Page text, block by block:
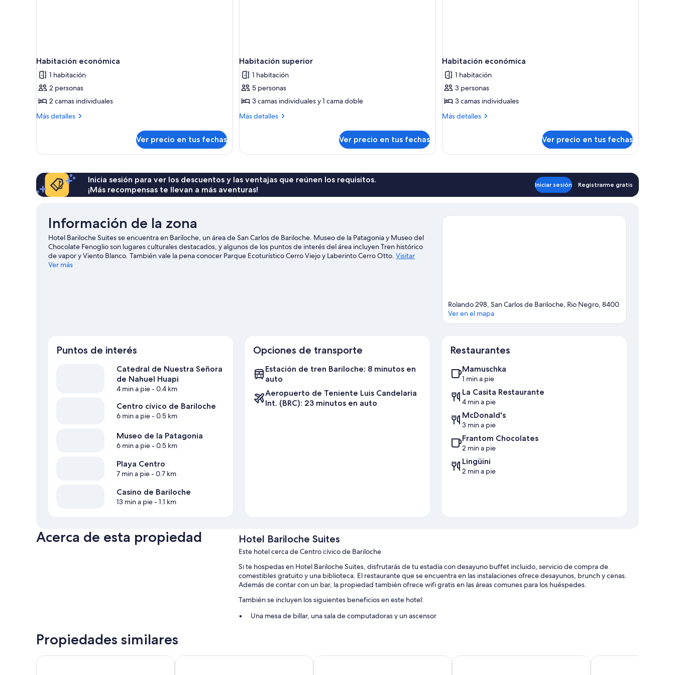
Habitación económica
1 habitación
2 personas
2 camas individuales
Más detalles
Más
económica
Ver precio en tus fechas
Habitación superior
1 habitación
5 personas
3 camas individuales y 1 cama doble
Más detalles
Más
superior
Ver precio en tus fechas
Habitación económica
1 habitación
3 personas
3 camas individuales
Más detalles
Más
económica
Ver precio en tus fechas
Inicia sesión para ver los descuentos y las ventajas que reúnen los requisitos.
¡Más recompensas te llevan a más aventuras!
Iniciar sesión Registrarme gratis
Información de la zona
Hotel Bariloche Suites se encuentra en Bariloche, un área de San Carlos de Bariloche. Museo de la Patagonia y Museo del
Chocolate Fenoglio son lugares culturales destacados, y algunos de los puntos de interés del área incluyen Tren histórico
de vapor y Viento Blanco. También vale la pena conocer Parque Ecoturístico Cerro Viejo y Laberinto Cerro Otto. Visitar
nuestra guía de viaje de San Carlos de Bariloche
Ver más
Rolando 298, San Carlos de Bariloche, Rio Negro, 8400
Ver en el mapa
Puntos de interés
Catedral de Nuestra Señora
de Nahuel Huapi
4 min a pie- 0.4 km
Centro cívico de Bariloche
6 min a pie- 0.5 km
Museo de la Patagonia
6 min a pie- 0.5 km
Playa Centro
7 min a pie- 0.7 km
Casino de Bariloche
13 min a pie- 1.1 km
Opciones de transporte
Estación de tren Bariloche: 8 minutos en
auto
Aeropuerto de Teniente Luis Candelaria
Int. (BRC): 23 minutos en auto
Restaurantes
Mamuschka
1 min a pie
La Casita Restaurante
4 min a pie
McDonald's
3 min a pie
Frantom Chocolates
2 min a pie
Lingüini
2 min a pie
Acerca de esta propiedad Hotel Bariloche Suites
Este hotel cerca de Centro cívico de Bariloche
Si te hospedas en Hotel Bariloche Suites, disfrutarás de tu estadía con desayuno buffet incluido, servicio de compra de
comestibles gratuito y una biblioteca. El restaurante que se encuentra en las instalaciones ofrece desayunos, brunch y cenas.
Además de contar con un bar, la propiedad también ofrece wifi gratis en las áreas comunes para los huéspedes.
También se incluyen los siguientes beneficios en este hotel:
Una mesa de billar, una sala de computadoras y un ascensor
Características de las habitaciones
Propiedades similares
Huella Andina Trip Bariloche Select Hostel Hotel Sol Bariloche Hotel Monte Cervino Hotel Nordico